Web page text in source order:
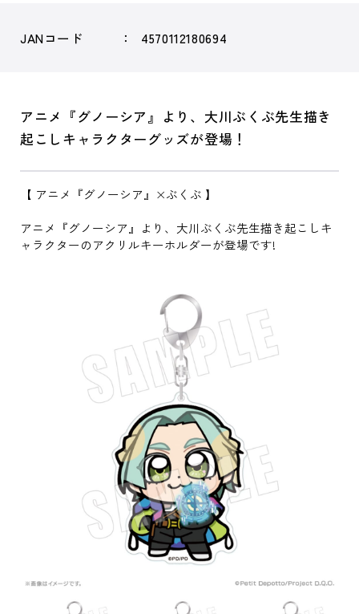
JANコード 4570112180694
アニメ『グノーシア』より、大川ぶくぶ先生描き
起こしキャラクターグッズが登場！
【 アニメ『グノーシア』×ぶくぶ 】
アニメ『グノーシア』より、大川ぶくぶ先生描き起こしキ
ャラクターのアクリルキーホルダーが登場です!